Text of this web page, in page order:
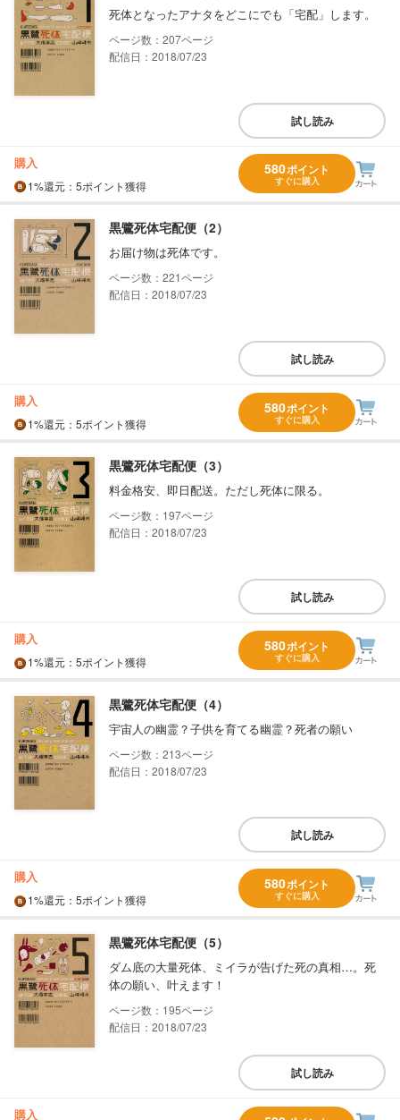
死体となったアナタをどこにでも「宅配」します。
207
配信日：2018/07/23
試し読み
購入
1%還元 ：5ポイント獲得
580ポイント
すぐに購入
黒鷺死体宅配便（2）
お届け物は死体です。
221
配信日：2018/07/23
試し読み
購入
1%還元 ：5ポイント獲得
580ポイント
すぐに購入
黒鷺死体宅配便（3）
料金格安、即日配送。ただし死体に限る。
197
配信日：2018/07/23
試し読み
購入
1%還元 ：5ポイント獲得
580ポイント
すぐに購入
黒鷺死体宅配便（4）
宇宙人の幽霊？子供を育てる幽霊？死者の願い
213
配信日：2018/07/23
試し読み
購入
1%還元 ：5ポイント獲得
580ポイント
すぐに購入
黒鷺死体宅配便（5）
ダム底の大量死体、ミイラが告げた死の真相…。死
体の願い、叶えます！
195
配信日：2018/07/23
試し読み
購入